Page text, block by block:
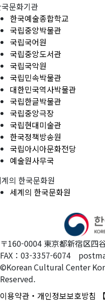
문화기관
한국예술종합학교
국립중앙박물관
국립국어원
국립중앙도서관
국립국악원
국립민속박물관
대한민국역사박물관
국립한글박물관
국립중앙극장
국립현대미술관
한국정책방송원
국립아시아문화전당
예술원사무국
의 한국문화원
세계의 한국문화원
〒160-0004 東京都新宿区
FAX：03-3357-6074
©Korean Cultural Center
Reserved.
이용약관・개인정보보호방침